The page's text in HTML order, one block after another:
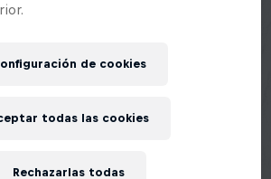
de cookies
Rechazarlas todas
todas las cookies